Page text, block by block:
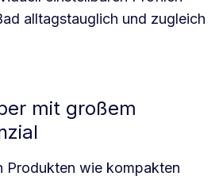
alltagstauglich und zugleich
mit großem
Produkten wie kompakten